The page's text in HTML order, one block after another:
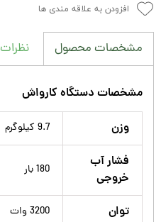
افزودن به علاقه مندی ها
مشخصات محصول نظرات
مشخصات دستگاه کارواش
وزن 9.7 کیلوگرم
فشار آب
خروجی
180 بار
توان 3200 وات